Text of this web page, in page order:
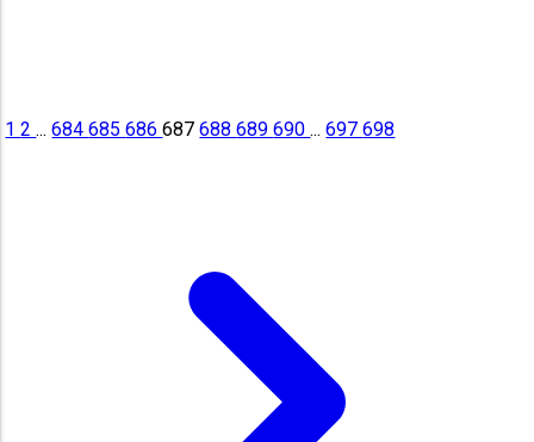
12... 684685686687 688689690... 697698